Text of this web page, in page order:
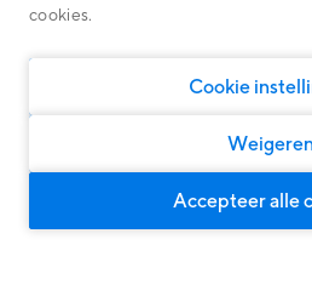
Nieuwste features
Research
Financial Services
Software
Woningcorporaties
Algemene oplossingen
Persoonlijke klantreizen
Door middel van Dynamic Case
Voor intelligente en persoonlijke
Compliance
Ontdek wat onze oplossingen kunnen
Klanten Financial Services
Klanten Software
cookies.
Cookie
Weigeren
Accepteer alle